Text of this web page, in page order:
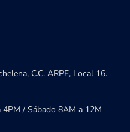
C.C. ARPE, Local 16.
/ Sábado 8AM a 12M